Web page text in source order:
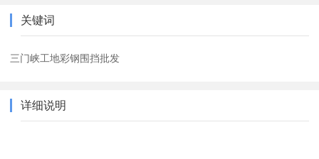
关键词
三门峡工地彩钢围挡批发
详细说明